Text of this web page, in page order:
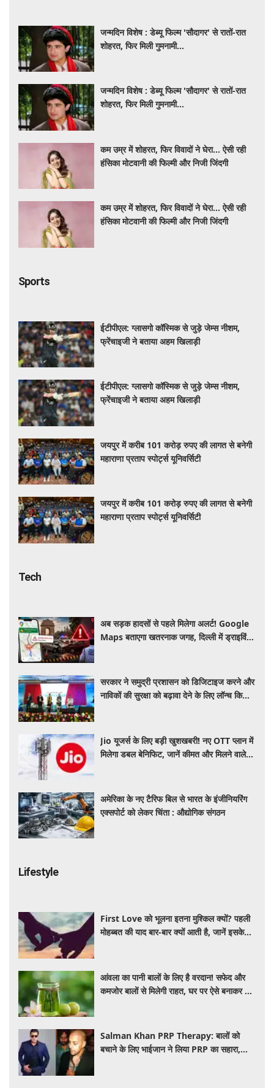
जन्मदिन विशेष : डेब्यू फिल्म 'सौदागर' से रातों-रात
शोहरत, फिर मिली गुमनामी...
जन्मदिन विशेष : डेब्यू फिल्म 'सौदागर' से रातों-रात
शोहरत, फिर मिली गुमनामी...
कम उम्र में शोहरत, फिर विवादों ने घेरा… ऐसी रही
हंसिका मोटवानी की फिल्मी और निजी जिंदगी
कम उम्र में शोहरत, फिर विवादों ने घेरा… ऐसी रही
हंसिका मोटवानी की फिल्मी और निजी जिंदगी
Sports
ईटीपीएल: ग्लासगो कॉस्मिक से जुड़े जेम्स नीशम,
फ्रेंचाइजी ने बताया अहम खिलाड़ी
ईटीपीएल: ग्लासगो कॉस्मिक से जुड़े जेम्स नीशम,
फ्रेंचाइजी ने बताया अहम खिलाड़ी
जयपुर में करीब 101 करोड़ रुपए की लागत से बनेगी
महाराणा प्रताप स्पोर्ट्स यूनिवर्सिटी
जयपुर में करीब 101 करोड़ रुपए की लागत से बनेगी
महाराणा प्रताप स्पोर्ट्स यूनिवर्सिटी
Tech
अब सड़क हादसों से पहले मिलेगा अलर्ट! Google
Maps बताएगा खतरनाक जगह, दिल्ली में ड्राइविंग
सरकार ने समुद्री प्रशासन को डिजिटाइज करने और
नाविकों की सुरक्षा को बढ़ावा देने के लिए लॉन्च किया
Jio यूजर्स के लिए बड़ी खुशखबरी! नए OTT प्लान में
मिलेगा डबल बेनिफिट, जानें कीमत और मिलने वाले
अमेरिका के नए टैरिफ बिल से भारत के इंजीनियरिंग
एक्सपोर्ट को लेकर चिंता : औद्योगिक संगठन
Lifestyle
First Love को भूलना इतना मुश्किल क्यों? पहली
मोहब्बत की याद बार-बार क्यों आती है, जानें इसके
आंवला का पानी बालों के लिए है वरदान! सफेद और
कमजोर बालों से मिलेगी राहत, घर पर ऐसे बनाकर करें
Salman Khan PRP Therapy: बालों को
बचाने के लिए भाईजान ने लिया PRP का सहारा,